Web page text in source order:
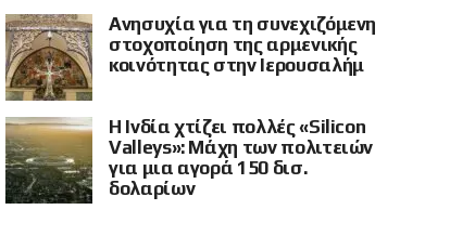
Ανησυχία για τη συνεχιζόμενη
στοχοποίηση της αρμενικής
κοινότητας στην Ιερουσαλήμ
Η Ινδία χτίζει πολλές «Silicon
Valleys»: Μάχη των πολιτειών
για μια αγορά 150 δισ.
δολαρίων